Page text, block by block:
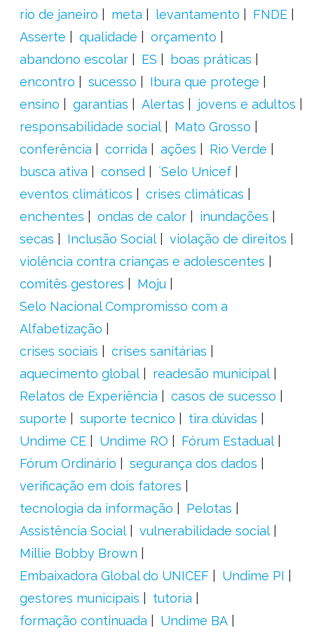
rio de janeiro
meta levantamento
FNDE
Asserte
qualidade
orçamento
abandono escolar
ES
boas práticas
encontro
sucesso
Ibura que protege
ensino
garantias Alertas
jovens e adultos
responsabilidade social
Mato Grosso
conferência
corrida ações
Rio Verde
busca ativa
consed
´Selo Unicef
eventos climáticos
crises climáticas
enchentes
ondas de calor
inundações
secas
Inclusão Social
violação de direitos
violência contra crianças e adolescentes
comitês gestores
Moju
Selo Nacional Compromisso com a
Alfabetização
crises sociais
crises sanitárias
aquecimento global
readesão municipal
Relatos de Experiência
casos de sucesso
suporte
suporte tecnico
tira dúvidas
Undime CE
Undime RO
Fórum Estadual
Fórum Ordinário
segurança dos dados
verificação em dois fatores
tecnologia da informação
Pelotas
Assistência Social
vulnerabilidade social
Millie Bobby Brown
Embaixadora Global do UNICEF
Undime PI
gestores municipais
tutoria
formação continuada
Undime BA